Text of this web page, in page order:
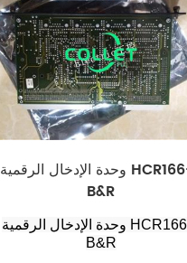
وحدة الإدخال الرقمية HCR166-0
B&R
وحدة الإدخال الرقمية HCR166-0
B&R